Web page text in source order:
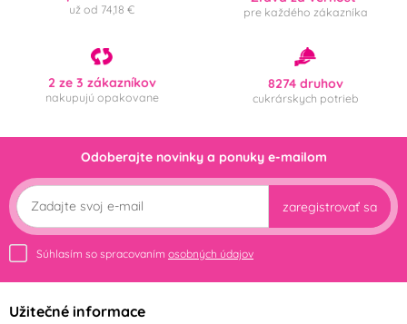
už od 74,18 € pre každého zákazníka
2 ze 3 zákazníkov
nakupujú opakovane
8274 druhov
cukrárskych potrieb
Odoberajte novinky a ponuky e-mailom
zaregistrovať sa
Súhlasím so spracovaním osobných údajov
Užitečné informace